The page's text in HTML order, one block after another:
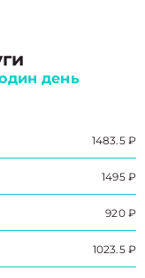
день
1483.5 ₽
1495 ₽
920 ₽
1023.5 ₽